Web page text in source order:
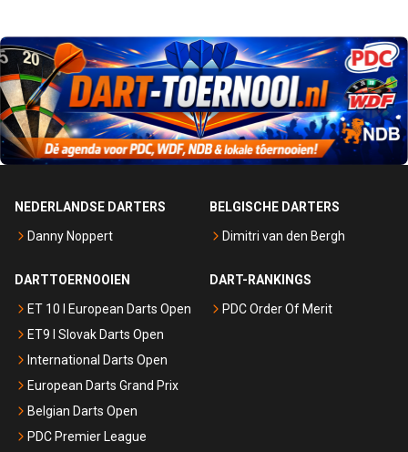
NEDERLANDSE DARTERS
Danny Noppert
BELGISCHE DARTERS
Dimitri van den Bergh
DARTTOERNOOIEN
ET 10 I European Darts Open
ET9 I Slovak Darts Open
International Darts Open
European Darts Grand Prix
Belgian Darts Open
PDC Premier League
DART-RANKINGS
PDC Order Of Merit